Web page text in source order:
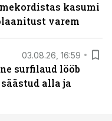
kasumi
varem
03.08.26, 16:59
surfilaud lööb
alla ja